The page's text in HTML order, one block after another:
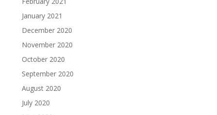
January 2021
December 2020
November 2020
October 2020
September 2020
August 2020
July 2020